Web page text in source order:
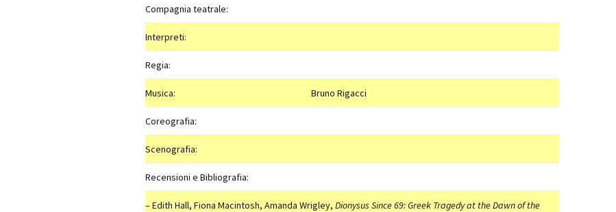
Compagnia teatrale:
Interpreti:
Regia:
Musica: Bruno Rigacci
Coreografia:
Scenografia:
Recensioni e Bibliografia:
– Edith Hall, Fiona Macintosh, Amanda Wrigley, Dionysus Since 69: Greek Tragedy at the Dawn of the